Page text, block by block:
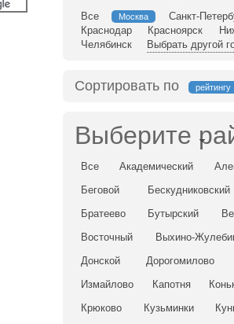
Все Москва
Санкт-
Краснодар
Красноярск
Челябинск
Выбрать другой
Сортировать по рейтингу
Выберите
Все Академический
Беговой
Бескудниковский
Братеево
Бутырский
Восточный
Выхино-
Донской
Дорогомилово
Измайлово
Капотня
Крюково
Кузьминки